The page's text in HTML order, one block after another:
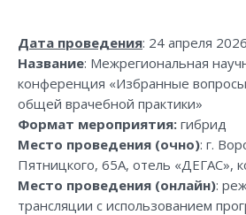
Дата проведения: 24 апреля
Название: Межрегиональная
конференция «Избранные
общей врачебной практики»
Формат мероприятия: гибрид
Место проведения (очно): г.
Пятницкого, 65А, отель «ДЕГАС»,
Место проведения (онлайн):
трансляции с использованием